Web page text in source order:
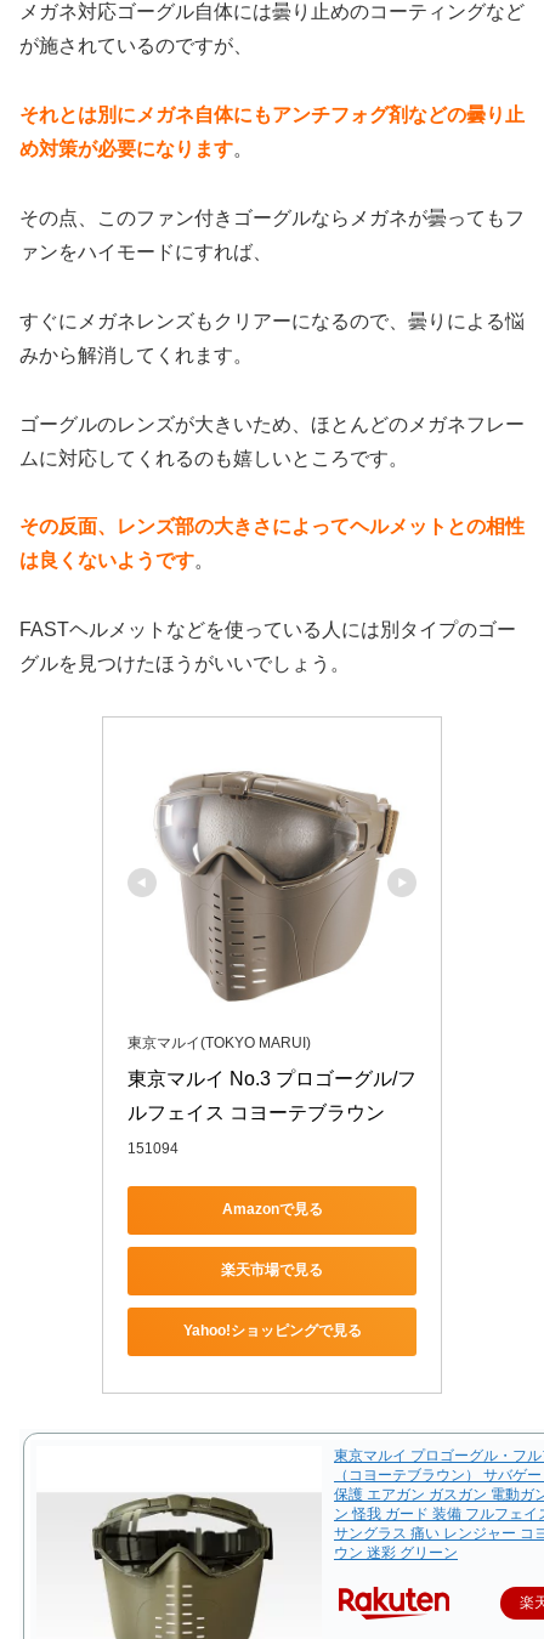
メガネ対応ゴーグル自体には曇り止めのコーティングなど
が施されているのですが、
それとは別にメガネ自体にもアンチフォグ剤などの曇り止
め対策が必要になります。
その点、このファン付きゴーグルならメガネが曇ってもフ
ァンをハイモードにすれば、
すぐにメガネレンズもクリアーになるので、曇りによる悩
みから解消してくれます。
ゴーグルのレンズが大きいため、ほとんどのメガネフレー
ムに対応してくれるのも嬉しいところです。
その反面、レンズ部の大きさによってヘルメットとの相性
は良くないようです。
FASTヘルメットなどを使っている人には別タイプのゴー
グルを見つけたほうがいいでしょう。
東京マルイ(TOKYO MARUI)
東京マルイ No.3 プロゴーグル/フ
ルフェイス コヨーテブラウン
151094
Amazonで見る
楽天市場で見る
Yahoo!ショッピングで見る
東京マルイ プロゴーグル・フ
（コヨーテブラウン） サバゲ
保護 エアガン ガスガン 電動ガ
ン 怪我 ガード 装備 フルフェイ
サングラス 痛い レンジャー コ
ウン 迷彩 グリーン
楽